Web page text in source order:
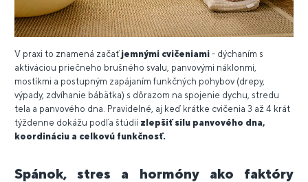
V praxi to znamená začať jemnými cvičeniami - dýchaním s
aktiváciou priečneho brušného svalu, panvovými náklonmi,
mostíkmi a postupným zapájaním funkčných pohybov (drepy,
výpady, zdvíhanie bábätka) s dôrazom na spojenie dychu, stredu
tela a panvového dna. Pravidelné, aj keď krátke cvičenia 3 až 4 krát
týždenne dokážu podľa štúdií zlepšiť silu panvového dna,
koordináciu a celkovú funkčnosť.
Spánok, stres a hormóny ako faktóry